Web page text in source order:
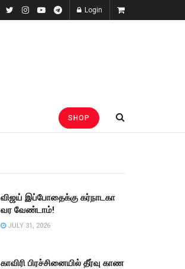
Login
SHOP
விஜய் இப்போதைக்கு கர்நாடகா
வர வேண்டாம்!
JULY 31, 2026
காவிரி பிரச்சினையில் தீர்வு காண